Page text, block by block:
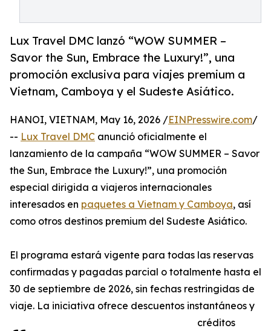
Lux Travel DMC lanzó “WOW SUMMER –
Savor the Sun, Embrace the Luxury!”, una
promoción exclusiva para viajes premium a
Vietnam, Camboya y el Sudeste Asiático.
HANOI, VIETNAM, May 16, 2026 /EINPresswire.com/
-- Lux Travel DMC anunció oficialmente el
lanzamiento de la campaña “WOW SUMMER – Savor
the Sun, Embrace the Luxury!”, una promoción
especial dirigida a viajeros internacionales
interesados en paquetes a Vietnam y Camboya, así
como otros destinos premium del Sudeste Asiático.
El programa estará vigente para todas las reservas
confirmadas y pagadas parcial o totalmente hasta el
30 de septiembre de 2026, sin fechas restringidas de
viaje. La iniciativa ofrece descuentos instantáneos y
créditos